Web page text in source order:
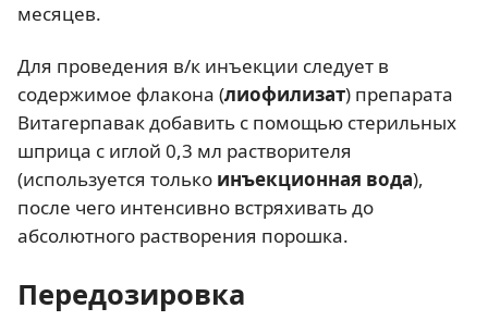
месяцев.
Для проведения в/к инъекции следует в
содержимое флакона (лиофилизат) препарата
Витагерпавак добавить с помощью стерильных
шприца с иглой 0,3 мл растворителя
(используется только инъекционная вода),
после чего интенсивно встряхивать до
абсолютного растворения порошка.
Передозировка